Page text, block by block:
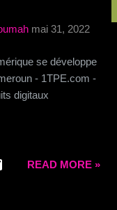
mai 31, 2022
se développe
- 1TPE.com -
digitaux
READ MORE »